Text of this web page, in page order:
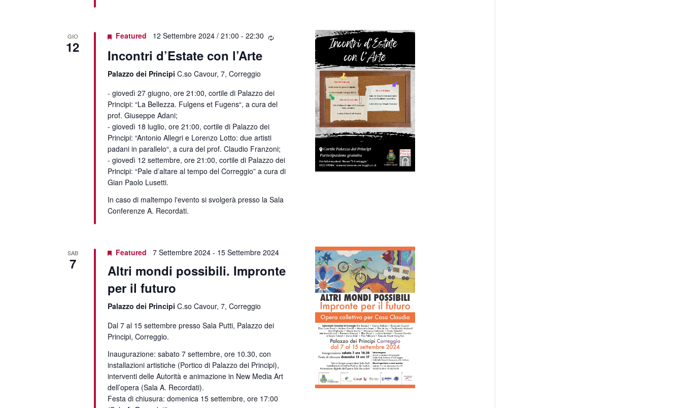
GIO
12
Featured 12 Settembre 2024 / 21:00 - 22:30
Incontri d’Estate con l’Arte
Palazzo dei Principi C.so Cavour, 7, Correggio
- giovedì 27 giugno, ore 21:00, cortile di Palazzo dei
Principi: “La Bellezza. Fulgens et Fugens“, a cura del
prof. Giuseppe Adani;
- giovedì 18 luglio, ore 21:00, cortile di Palazzo dei
Principi: “Antonio Allegri e Lorenzo Lotto: due artisti
padani in parallelo“, a cura del prof. Claudio Franzoni;
- giovedì 12 settembre, ore 21:00, cortile di Palazzo dei
Principi: “Pale d’altare al tempo del Correggio” a cura di
Gian Paolo Lusetti.
In caso di maltempo l'evento si svolgerà presso la Sala
Conferenze A. Recordati.
SAB
7
Featured 7 Settembre 2024 - 15 Settembre 2024
Altri mondi possibili. Impronte
per il futuro
Palazzo dei Principi C.so Cavour, 7, Correggio
Dal 7 al 15 settembre presso Sala Putti, Palazzo dei
Principi, Correggio.
Inaugurazione: sabato 7 settembre, ore 10.30, con
installazioni artistiche (Portico di Palazzo dei Principi),
interventi delle Autorità e animazione in New Media Art
dell’opera (Sala A. Recordati).
Festa di chiusura: domenica 15 settembre, ore 17:00